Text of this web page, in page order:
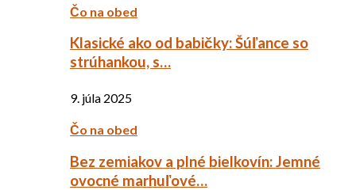
Čo na obed
Klasické ako od babičky: Šúľance so
strúhankou, s…
9. júla 2025
Čo na obed
Bez zemiakov a plné bielkovín: Jemné
ovocné marhuľové…